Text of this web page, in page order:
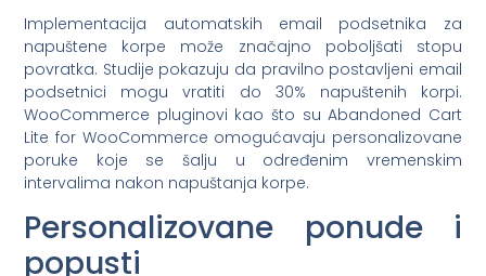
Implementacija automatskih email podsetnika za
napuštene korpe može značajno poboljšati stopu
povratka. Studije pokazuju da pravilno postavljeni email
podsetnici mogu vratiti do 30% napuštenih korpi.
WooCommerce pluginovi kao što su Abandoned Cart
Lite for WooCommerce omogućavaju personalizovane
poruke koje se šalju u određenim vremenskim
intervalima nakon napuštanja korpe.
Personalizovane ponude i
popusti